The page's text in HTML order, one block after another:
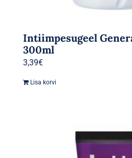
Intiimpesugeel
300ml
3,39€
Lisa korvi